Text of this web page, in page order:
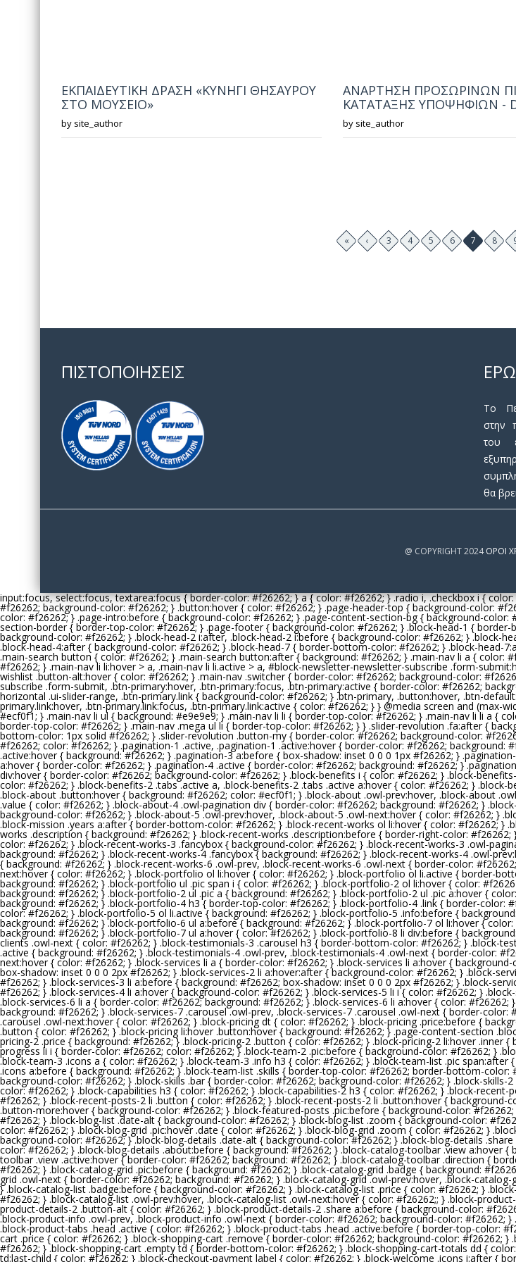
ΕΚΠΑΙΔΕΥΤΙΚΗ ΔΡΑΣΗ «ΚΥΝΗΓΙ ΘΗΣΑΥΡΟΥ
ΣΤΟ ΜΟΥΣΕΙΟ»
by site_author
ΑΝΑΡΤΗΣΗ ΠΡΟΣΩΡΙΝΩΝ
ΚΑΤΑΤΑΞΗΣ ΥΠΟΨΗΦΙΩΝ -
by site_author
« ‹ 3 4 5 6 7 8
ΠΙΣΤΟΠΟΙΗΣΕΙΣ
Το
στην
του
θα
@ COPYRIGHT 2024ΌΡΟΙ
input:focus, select:focus, textarea:focus { border-color: #f26262; } a { color: #f26262; } .radio i, .checkbox i {
#f26262; background-color: #f26262; } .button:hover { color: #f26262; } .page-header-top { background-color: #
color: #f26262; } .page-intro:before { background-color: #f26262; } .page-content-section-bg { background-color:
section-border { border-top-color: #f26262; } .page-footer { background-color: #f26262; } .block-head-1 {
background-color: #f26262; } .block-head-2 i:after, .block-head-2 i:before { background-color: #f26262; } .block-
.block-head-4:after { background-color: #f26262; } .block-head-7 { border-bottom-color: #f26262; } .block-head-
.main-search button { color: #f26262; } .main-search button:after { background: #f26262; } .main-nav li a { color: #
#f26262; } .main-nav li li:hover > a, .main-nav li li.active > a, #block-newsletter-newsletter-subscribe .form-
wishlist .button-alt:hover { color: #f26262; } .main-nav .switcher { border-color: #f26262; background-color: #
subscribe .form-submit, .btn-primary:hover, .btn-primary:focus, .btn-primary:active { border-color: #f26262;
horizontal .ui-slider-range, .btn-primary.link { background-color: #f26262; } .btn-primary, .button:hover, .btn-
primary.link:hover, .btn-primary.link:focus, .btn-primary.link:active { color: #f26262; } } @media screen and (max-
#ecf0f1; } .main-nav li ul { background: #e9e9e9; } .main-nav li li { border-top-color: #f26262; } .main-nav li li a {
border-top-color: #f26262; } .main-nav .mega ul li { border-top-color: #f26262; } } .slider-revolution .fa:after {
bottom-color: 1px solid #f26262; } .slider-revolution .button-my { border-color: #f26262; background-color: #
#f26262; color: #f26262; } .pagination-1 .active, .pagination-1 .active:hover { border-color: #f26262; background: #
.active:hover { background: #f26262; } .pagination-3 a:before { box-shadow: inset 0 0 0 1px #f26262; }
a:hover { border-color: #f26262; } .pagination-4 .active { border-color: #f26262; background: #f26262; }
div:hover { border-color: #f26262; background-color: #f26262; } .block-benefits i { color: #f26262; } .block-
color: #f26262; } .block-benefits-2 .tabs .active a, .block-benefits-2 .tabs .active a:hover { color: #f26262; } .block-
.block-about .button:hover { background: #f26262; color: #ecf0f1; } .block-about .owl-prev:hover, .block-about
.value { color: #f26262; } .block-about-4 .owl-pagination div { border-color: #f26262; background: #f26262; }
background-color: #f26262; } .block-about-5 .owl-prev:hover, .block-about-5 .owl-next:hover { color: #f26262; }
.block-mission .years a:after { border-bottom-color: #f26262; } .block-recent-works ol li:hover { color: #f26262; }
works .description { background: #f26262; } .block-recent-works .description:before { border-right-color: #f26262;
color: #f26262; } .block-recent-works-3 .fancybox { background-color: #f26262; } .block-recent-works-3 .owl-
background: #f26262; } .block-recent-works-4 .fancybox { background: #f26262; } .block-recent-works-4 .owl-
{ background: #f26262; } .block-recent-works-6 .owl-prev, .block-recent-works-6 .owl-next { border-color: #f26262
next:hover { color: #f26262; } .block-portfolio ol li:hover { color: #f26262; } .block-portfolio ol li.active { border-
background: #f26262; } .block-portfolio ul .pic span i { color: #f26262; } .block-portfolio-2 ol li:hover { color: #
background: #f26262; } .block-portfolio-2 ul .pic a { background: #f26262; } .block-portfolio-2 ul .pic a:hover {
background: #f26262; } .block-portfolio-4 h3 { border-top-color: #f26262; } .block-portfolio-4 .link { border-color: #
color: #f26262; } .block-portfolio-5 ol li.active { background: #f26262; } .block-portfolio-5 .info:before {
background: #f26262; } .block-portfolio-6 ul a:before { background: #f26262; } .block-portfolio-7 ol li:hover { color:
background: #f26262; } .block-portfolio-7 ul a:hover { color: #f26262; } .block-portfolio-8 li div:before {
clients .owl-next { color: #f26262; } .block-testimonials-3 .carousel h3 { border-bottom-color: #f26262; } .block-
.active { background: #f26262; } .block-testimonials-4 .owl-prev, .block-testimonials-4 .owl-next { border-color: #
next:hover { color: #f26262; } .block-services li a { border-color: #f26262; } .block-services li a:hover {
box-shadow: inset 0 0 0 2px #f26262; } .block-services-2 li a:hover:after { background-color: #f26262; } .block-
#f26262; } .block-services-3 li a:before { background: #f26262; box-shadow: inset 0 0 0 2px #f26262; } .block-
#f26262; } .block-services-4 li a:hover { background-color: #f26262; } .block-services-5 li i { color: #f26262; }
.block-services-6 li a { border-color: #f26262; background: #f26262; } .block-services-6 li a:hover { color: #f26262;
background: #f26262; } .block-services-7 .carousel .owl-prev, .block-services-7 .carousel .owl-next { border-color:
.carousel .owl-next:hover { color: #f26262; } .block-pricing dt { color: #f26262; } .block-pricing .price:before {
.button { color: #f26262; } .block-pricing li:hover .button:hover { background: #f26262; } .page-content-section
pricing-2 .price { background: #f26262; } .block-pricing-2 .button { color: #f26262; } .block-pricing-2 li:hover .inner {
progress li i { border-color: #f26262; color: #f26262; } .block-team-2 .pic:before { background-color: #f26262; }
.block-team-3 .icons a { color: #f26262; } .block-team-3 .info h3 { color: #f26262; } .block-team-list .pic span:after
.icons a:before { background: #f26262; } .block-team-list .skills { border-top-color: #f26262; border-bottom-color:
background-color: #f26262; } .block-skills .bar { border-color: #f26262; background-color: #f26262; } .block-skills-
color: #f26262; } .block-capabilities h3 { color: #f26262; } .block-capabilities-2 h3 { color: #f26262; } .block-recent-
#f26262; } .block-recent-posts-2 li .button { color: #f26262; } .block-recent-posts-2 li .button:hover { background-
.button-more:hover { background-color: #f26262; } .block-featured-posts .pic:before { background-color: #f26262
#f26262; } .block-blog-list .date-alt { background-color: #f26262; } .block-blog-list .zoom { background-color: #
color: #f26262; } .block-blog-grid .pic:hover .date { color: #f26262; } .block-blog-grid .zoom { color: #f26262; }
background-color: #f26262; } .block-blog-details .date-alt { background-color: #f26262; } .block-blog-details
color: #f26262; } .block-blog-details .about:before { background: #f26262; } .block-catalog-toolbar .view a:hover {
toolbar .view .active:hover { border-color: #f26262; background: #f26262; } .block-catalog-toolbar .direction {
#f26262; } .block-catalog-grid .pic:before { background: #f26262; } .block-catalog-grid .badge { background: #
grid .owl-next { border-color: #f26262; background: #f26262; } .block-catalog-grid .owl-prev:hover, .block-
} .block-catalog-list .badge:before { background-color: #f26262; } .block-catalog-list .price { color: #f26262; }
#f26262; } .block-catalog-list .owl-prev:hover, .block-catalog-list .owl-next:hover { color: #f26262;; } .block-
product-details-2 .button-alt { color: #f26262; } .block-product-details-2 .share a:before { background-color: #
.block-product-info .owl-prev, .block-product-info .owl-next { border-color: #f26262; background-color: #f26262; }
.block-product-tabs .head .active { color: #f26262; } .block-product-tabs .head .active:before { border-top-color: #
cart .price { color: #f26262; } .block-shopping-cart .remove { border-color: #f26262; background-color: #f26262; }
#f26262; } .block-shopping-cart .empty td { border-bottom-color: #f26262; } .block-shopping-cart-totals dd {
td:last-child { color: #f26262; } .block-checkout-payment label { color: #f26262; } .block-welcome .icons i:after {